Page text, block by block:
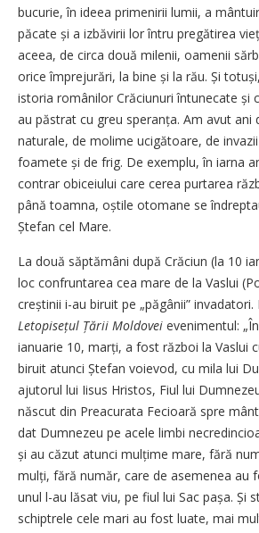
bucurie, în ideea primenirii lumii, a
păcate și a izbăvirii lor întru pregătirea
aceea, de circa două milenii, oamenii
orice împrejurări, la bine și la rău. Și
istoria românilor Crăciunuri întunecate și
au păstrat cu greu speranța. Am avut ani
naturale, de molime ucigătoare, de
foamete și de frig. De exemplu, în iarna
contrar obiceiului care cerea purtarea
până toamna, oștile otomane se
Ștefan cel Mare.
La două săptămâni după Crăciun (la 10
loc confruntarea cea mare de la Vaslui
creștinii i-au biruit pe „păgânii”
Letopisețul Țării Moldovei evenimentul:
ianuarie 10, marți, a fost război la Vaslui
biruit atunci Ștefan voievod, cu mila lui
ajutorul lui Iisus Hristos, Fiul lui
născut din Preacurata Fecioară spre
dat Dumnezeu pe acele limbi
și au căzut atunci mulțime mare, fără
mulți, fără număr, care de asemenea au
unul l-au lăsat viu, pe fiul lui Sac pașa. Și
schiptrele cele mari au fost luate, mai